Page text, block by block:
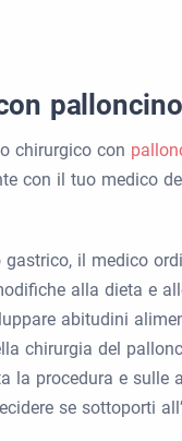
chirurgico con
con il tuo medico
il medico
alla dieta e
abitudini
chirurgia del
la procedura e
se sottoporti